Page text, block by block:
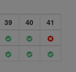
39 40
41